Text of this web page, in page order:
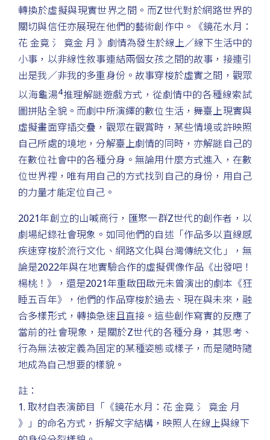
轉換於虛擬與現實世界之間。而Z世代對於網路世界的
關切與信任亦展現在他們的藝術創作中。《鏡花水月：
花 金竟 氵 竟金 月 》劇情為發生於線上／線下生活中的
小事，以非線性敘事連結兩個女孩之間的故事，接連引
出是我／非我的多重身份。故事穿梭於虛實之間，觀眾
以海龜湯4推理解謎遊戲方式，從劇情中的各種線索試
圖拼貼全貌。而劇中所演繹的數位生活，舞臺上現實與
虛擬畫面穿插交疊，觀眾在觀賞時，某些情境或許映照
自己所處的境地，分解臺上劇情的同時，亦解謎自己的
在數位社會中的各種分身。無論用什麼方式進入，在數
位世界裡，唯有用自己的方式找到自己的身份，用自己
的力量才能定位自己。
2021年創立的山喊商行，匯聚一群Z世代的創作者，以
劇場紀錄社會現象。如同他們的自述「作品多以直線感
疾速穿梭於流行文化、網路文化與台灣傳統文化」，無
論是2022年與在地實驗合作的虛擬偶像作品《出發吧！
楊桃！》，還是2021年重啟田啟元未曾演出的劇本《狂
睡五百年》，他們的作品穿梭於過去、現在與未來，融
合多樣形式，轉換急速且直接。這些創作寫實的反應了
當前的社會現象，是關於Z世代的各種分身，其思考、
行為無法被定義為固定的某種姿態或樣子，而是隨時隨
地成為自己想要的樣貌。
註：
1. 取材自表演節目「《鏡花水月：花 金竟 氵 竟金 月
》」的命名方式，拆解文字結構，映照人在線上與線下